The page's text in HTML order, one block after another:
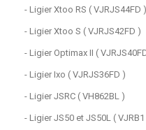
- Ligier Xtoo RS ( VJRJS44FD )
- Ligier Xtoo S ( VJRJS42FD )
- Ligier Optimax II (
- Ligier Ixo ( VJRJS36FD )
- Ligier JSRC ( VH862BL )
- Ligier JS50 et JS50L ( VJRB1